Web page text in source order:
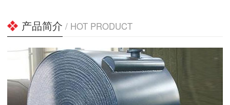
产品简介 / HOT PRODUCT